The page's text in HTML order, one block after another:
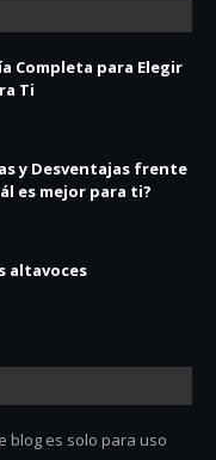
Completa para Elegir
Ti
y Desventajas frente
es mejor para ti?
altavoces
blog es solo para uso